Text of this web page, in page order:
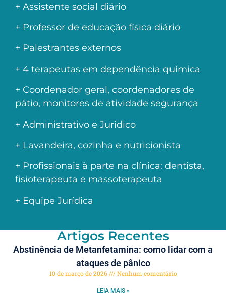
+ Assistente social diário
+ Professor de educação física diário
+ Palestrantes externos
+ 4 terapeutas em dependência química
+ Coordenador geral, coordenadores de
pátio, monitores de atividade segurança
+ Administrativo e Jurídico
+ Lavandeira, cozinha e nutricionista
+ Profissionais à parte na clínica: dentista,
fisioterapeuta e massoterapeuta
+ Equipe Jurídica
Artigos Recentes
Abstinência de Metanfetamina: como lidar com a
ataques de pânico
10 de março de 2026 Nenhum comentário
LEIA MAIS »